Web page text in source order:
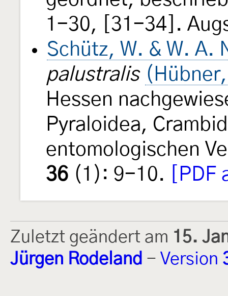
1-30, [31-34].
Schütz, W. & W. A.
palustralis
Hessen
Pyraloidea,
entomologischen
36 (1): 9-10.
Zuletzt geändert am 15.
Jürgen Rodeland - Version